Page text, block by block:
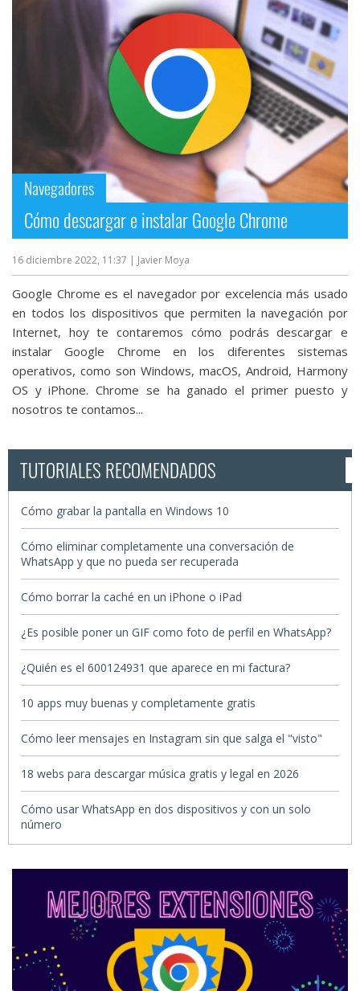
Navegadores
Cómo descargar e instalar Google Chrome
16 diciembre 2022, 11:37 | Javier Moya
Google Chrome es el navegador por excelencia más usado
en todos los dispositivos que permiten la navegación por
Internet, hoy te contaremos cómo podrás descargar e
instalar Google Chrome en los diferentes sistemas
operativos, como son Windows, macOS, Android, Harmony
OS y iPhone. Chrome se ha ganado el primer puesto y
nosotros te contamos...
TUTORIALES RECOMENDADOS
Cómo grabar la pantalla en Windows 10
Cómo eliminar completamente una conversación de
WhatsApp y que no pueda ser recuperada
Cómo borrar la caché en un iPhone o iPad
¿Es posible poner un GIF como foto de perfil en WhatsApp?
¿Quién es el 600124931 que aparece en mi factura?
10 apps muy buenas y completamente gratis
Cómo leer mensajes en Instagram sin que salga el "visto"
18 webs para descargar música gratis y legal en 2026
Cómo usar WhatsApp en dos dispositivos y con un solo
número